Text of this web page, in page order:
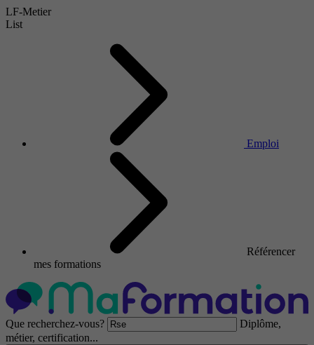
LF-Metier
List
Emploi
Référencer
mes formations
Que recherchez-vous?
Diplôme,
métier, certification...